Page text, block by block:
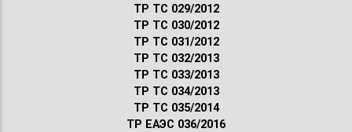
ТР ТС 029/2012
ТР ТС 030/2012
ТР ТС 031/2012
ТР ТС 032/2013
ТР ТС 033/2013
ТР ТС 034/2013
ТР ТС 035/2014
ТР ЕАЭС 036/2016